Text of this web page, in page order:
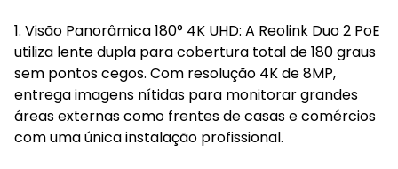
1. Visão Panorâmica 180° 4K UHD: A Reolink Duo 2 PoE
utiliza lente dupla para cobertura total de 180 graus
sem pontos cegos. Com resolução 4K de 8MP,
entrega imagens nítidas para monitorar grandes
áreas externas como frentes de casas e comércios
com uma única instalação profissional.